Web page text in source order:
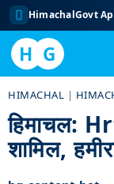
HimachalGovt
H G
content
HIMACHAL |
हिमाचल:
शामिल,